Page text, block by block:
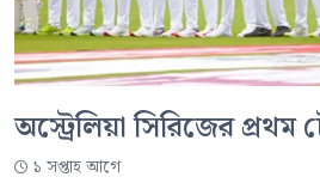
অস্ট্রেলিয়া সিরিজের
১ সপ্তাহ আগে